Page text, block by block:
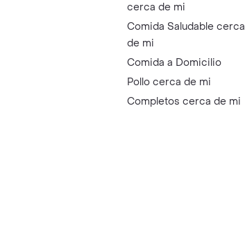
cerca de mi
Comida Saludable cerca
de mi
Comida a Domicilio
Pollo cerca de mi
Completos cerca de mi